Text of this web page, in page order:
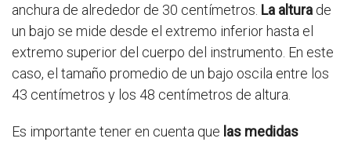
anchura de alrededor de 30 centímetros. La altura de
un bajo se mide desde el extremo inferior hasta el
extremo superior del cuerpo del instrumento. En este
caso, el tamaño promedio de un bajo oscila entre los
43 centímetros y los 48 centímetros de altura.
Es importante tener en cuenta que las medidas